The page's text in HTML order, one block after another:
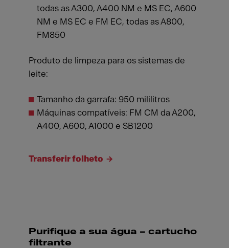
todas as A300, A400 NM e MS EC, A600
NM e MS EC e FM EC, todas as A800,
FM850
Produto de limpeza para os sistemas de
leite:
Tamanho da garrafa: 950 mililitros
Máquinas compatíveis: FM CM da A200,
A400, A600, A1000 e SB1200
Transferir folheto
Purifique a sua água – cartucho
filtrante